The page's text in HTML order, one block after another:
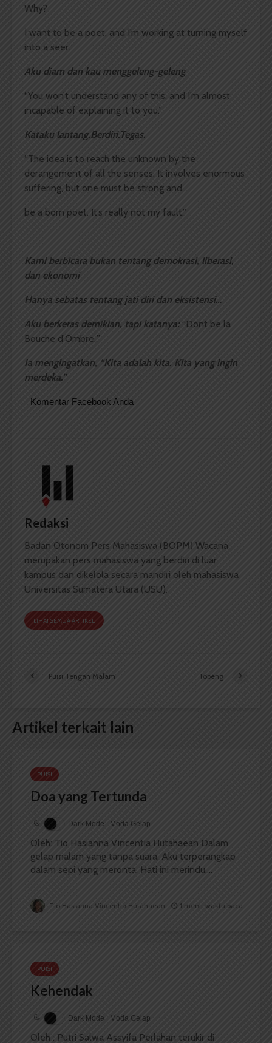
Why?
I want to be a poet, and I’m working at turning myself
into a seer.”
Aku diam dan kau menggeleng-geleng
“You won’t understand any of this, and I’m almost
incapable of explaining it to you.”
Kataku lantang.Berdiri.Tegas.
“The idea is to reach the unknown by the
derangement of all the senses. It involves enormous
suffering, but one must be strong and…
be a born poet. It’s really not my fault.”
Kami berbicara bukan tentang demokrasi, liberasi,
dan ekonomi
Hanya sebatas tentang jati diri dan eksistensi…
Aku berkeras demikian, tapi katanya:“Dont be la
Bouche d’Ombre..”
Ia mengingatkan, “Kita adalah kita. Kita yang ingin
merdeka.”
Komentar Facebook Anda
Redaksi
Badan Otonom Pers Mahasiswa (BOPM) Wacana
merupakan pers mahasiswa yang berdiri di luar
kampus dan dikelola secara mandiri oleh mahasiswa
Universitas Sumatera Utara (USU).
LIHAT SEMUA ARTIKEL
Puisi Tengah Malam Topeng
Artikel terkait lain
PUISI
Doa yang Tertunda
Dark Mode | Moda Gelap
Oleh: Tio Hasianna Vincentia Hutahaean Dalam
gelap malam yang tanpa suara, Aku terperangkap
dalam sepi yang meronta, Hati ini merindu,...
Tio Hasianna Vincentia Hutahaean 1 menit waktu baca
PUISI
Kehendak
Dark Mode | Moda Gelap
Oleh : Putri Salwa Assyifa Perlahan terukir di